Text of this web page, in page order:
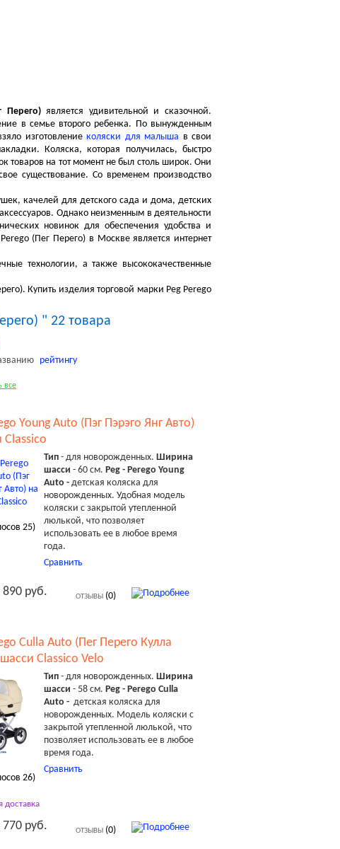
Перего)является удивительной и сказочной.
в семье второго ребенка. По вынужденным
изготовление коляски для малыша в свои
Коляска, которая получилась, быстро
товаров на тот момент не был столь широк. Они
существование. Со временем производство
качелей для детского сада и дома, детских
Однако неизменным в деятельности
новинок для обеспечения удобства и
(Пег Перего) в Москве является интернет
технологии, а также высококачественные
Купить изделия торговой марки Peg Perego
" 22 товара
рейтингу
все
Young Auto (Пэг Пэрэго Янг Авто)
Classico
25)
Тип- для новорожденных. Ширина
шасси - 60 см. Peg - Perego Young
Auto - детская коляска для
новорожденных. Удобная модель
коляски с закрытой утепленной
люлькой, что позволяет
использовать ее в любое время
года.
Сравнить
890 руб. ОТЗЫВЫ(0)
Culla Auto (Пег Перего Кулла
Classico Velo
26)
Тип- для новорожденных. Ширина
шасси - 58 см. Peg - Perego Culla
Auto - детская коляска для
новорожденных. Модель коляски с
закрытой утепленной люлькой, что
позволяет использовать ее в любое
время года.
Сравнить
доставка
770 руб. ОТЗЫВЫ(0)